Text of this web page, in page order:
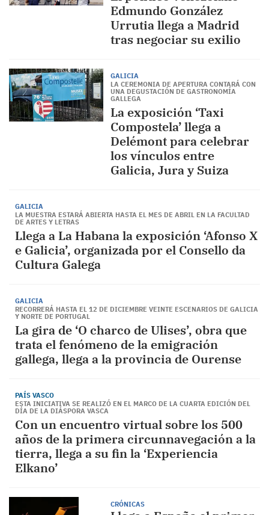
Edmundo González
Urrutia llega a Madrid
tras negociar su exilio
GALICIA
LA CEREMONIA DE APERTURA CONTARÁ CON
UNA DEGUSTACIÓN DE GASTRONOMÍA
GALLEGA
La exposición ‘Taxi
Compostela’ llega a
Delémont para celebrar
los vínculos entre
Galicia, Jura y Suiza
GALICIA
LA MUESTRA ESTARÁ ABIERTA HASTA EL MES DE ABRIL EN LA FACULTAD
DE ARTES Y LETRAS
Llega a La Habana la exposición ‘Afonso X
e Galicia’, organizada por el Consello da
Cultura Galega
GALICIA
RECORRERÁ HASTA EL 12 DE DICIEMBRE VEINTE ESCENARIOS DE GALICIA
Y NORTE DE PORTUGAL
La gira de ‘O charco de Ulises’, obra que
trata el fenómeno de la emigración
gallega, llega a la provincia de Ourense
PAÍS VASCO
ESTA INICIATIVA SE REALIZÓ EN EL MARCO DE LA CUARTA EDICIÓN DEL
DÍA DE LA DIÁSPORA VASCA
Con un encuentro virtual sobre los 500
años de la primera circunnavegación a la
tierra, llega a su fin la ‘Experiencia
Elkano’
CRÓNICAS